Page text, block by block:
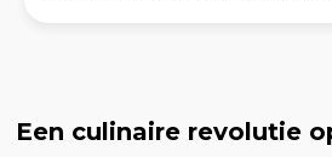
Een culinaire revolutie